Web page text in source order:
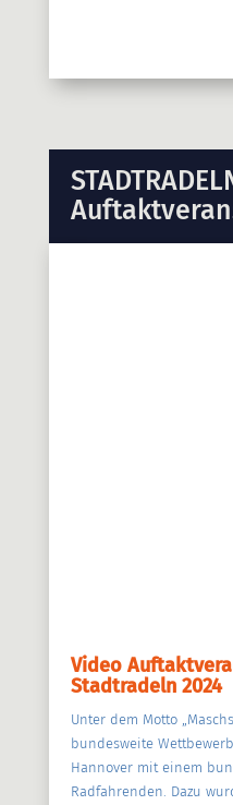
Video
Stadtradeln 2024
Unter dem Motto
bundesweite Wettbewerb
Hannover mit einem
Radfahrenden. Dazu